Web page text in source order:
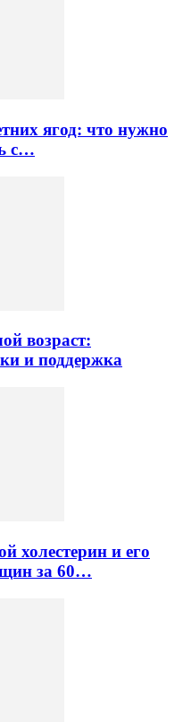
ягод: что нужно
с…
возраст:
и поддержка
холестерин и его
за 60…